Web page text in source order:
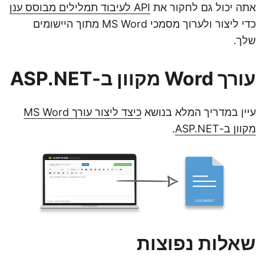
אתה יכול גם לחקור את API לעיבוד תמלילים מבוסס ענן
כדי ליצור ולערוך מסמכי MS Word מתוך היישומים
שלך.
עורך Word מקוון ב-ASP.NET
עיין במדריך המלא בנושא
כיצד ליצור עורך MS Word
מקוון ב-ASP.NET
.
שאלות נפוצות